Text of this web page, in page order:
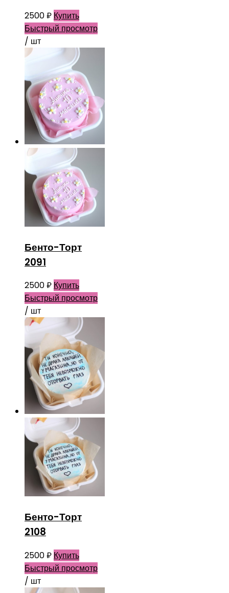
2500₽ Купить
Быстрый просмотр
/ шт
Бенто-Торт
2091
2500₽ Купить
Быстрый просмотр
/ шт
Бенто-Торт
2108
2500₽ Купить
Быстрый просмотр
/ шт